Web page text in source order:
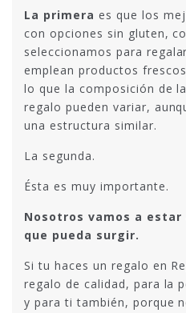
La primera es que los
con opciones sin gluten,
seleccionamos para
emplean productos
lo que la composición de
regalo pueden variar,
una estructura similar.
La segunda.
Ésta es muy importante.
Nosotros vamos a
que pueda surgir.
Si tu haces un regalo en
regalo de calidad, para la
y para ti también, porque